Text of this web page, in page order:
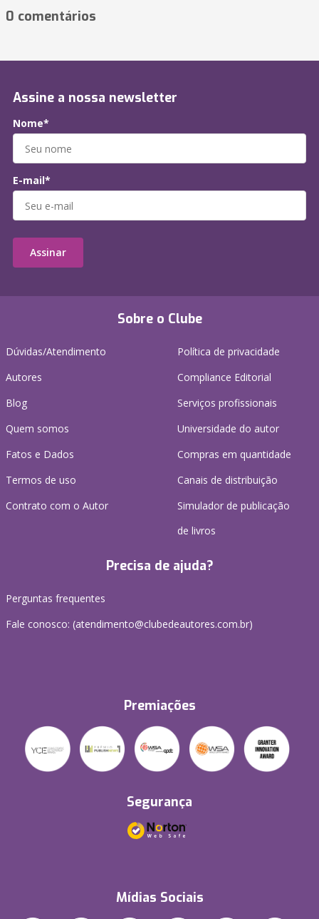
0 comentários
Sobre o Clube
Dúvidas/Atendimento
Autores
Blog
Quem somos
Fatos e Dados
Termos de uso
Contrato com o Autor
Política de privacidade
Compliance Editorial
Serviços profissionais
Universidade do autor
Compras em quantidade
Canais de distribuição
Simulador de publicação
de livros
Precisa de ajuda?
Perguntas frequentes
Fale conosco: (atendimento@clubedeautores.com.br)
Premiações
Segurança
Mídias Sociais
Assine a nossa newsletter
Nome*
E-mail*
Assinar